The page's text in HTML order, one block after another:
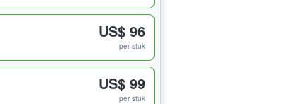
US$ 96
per stuk
US$ 99
per stuk